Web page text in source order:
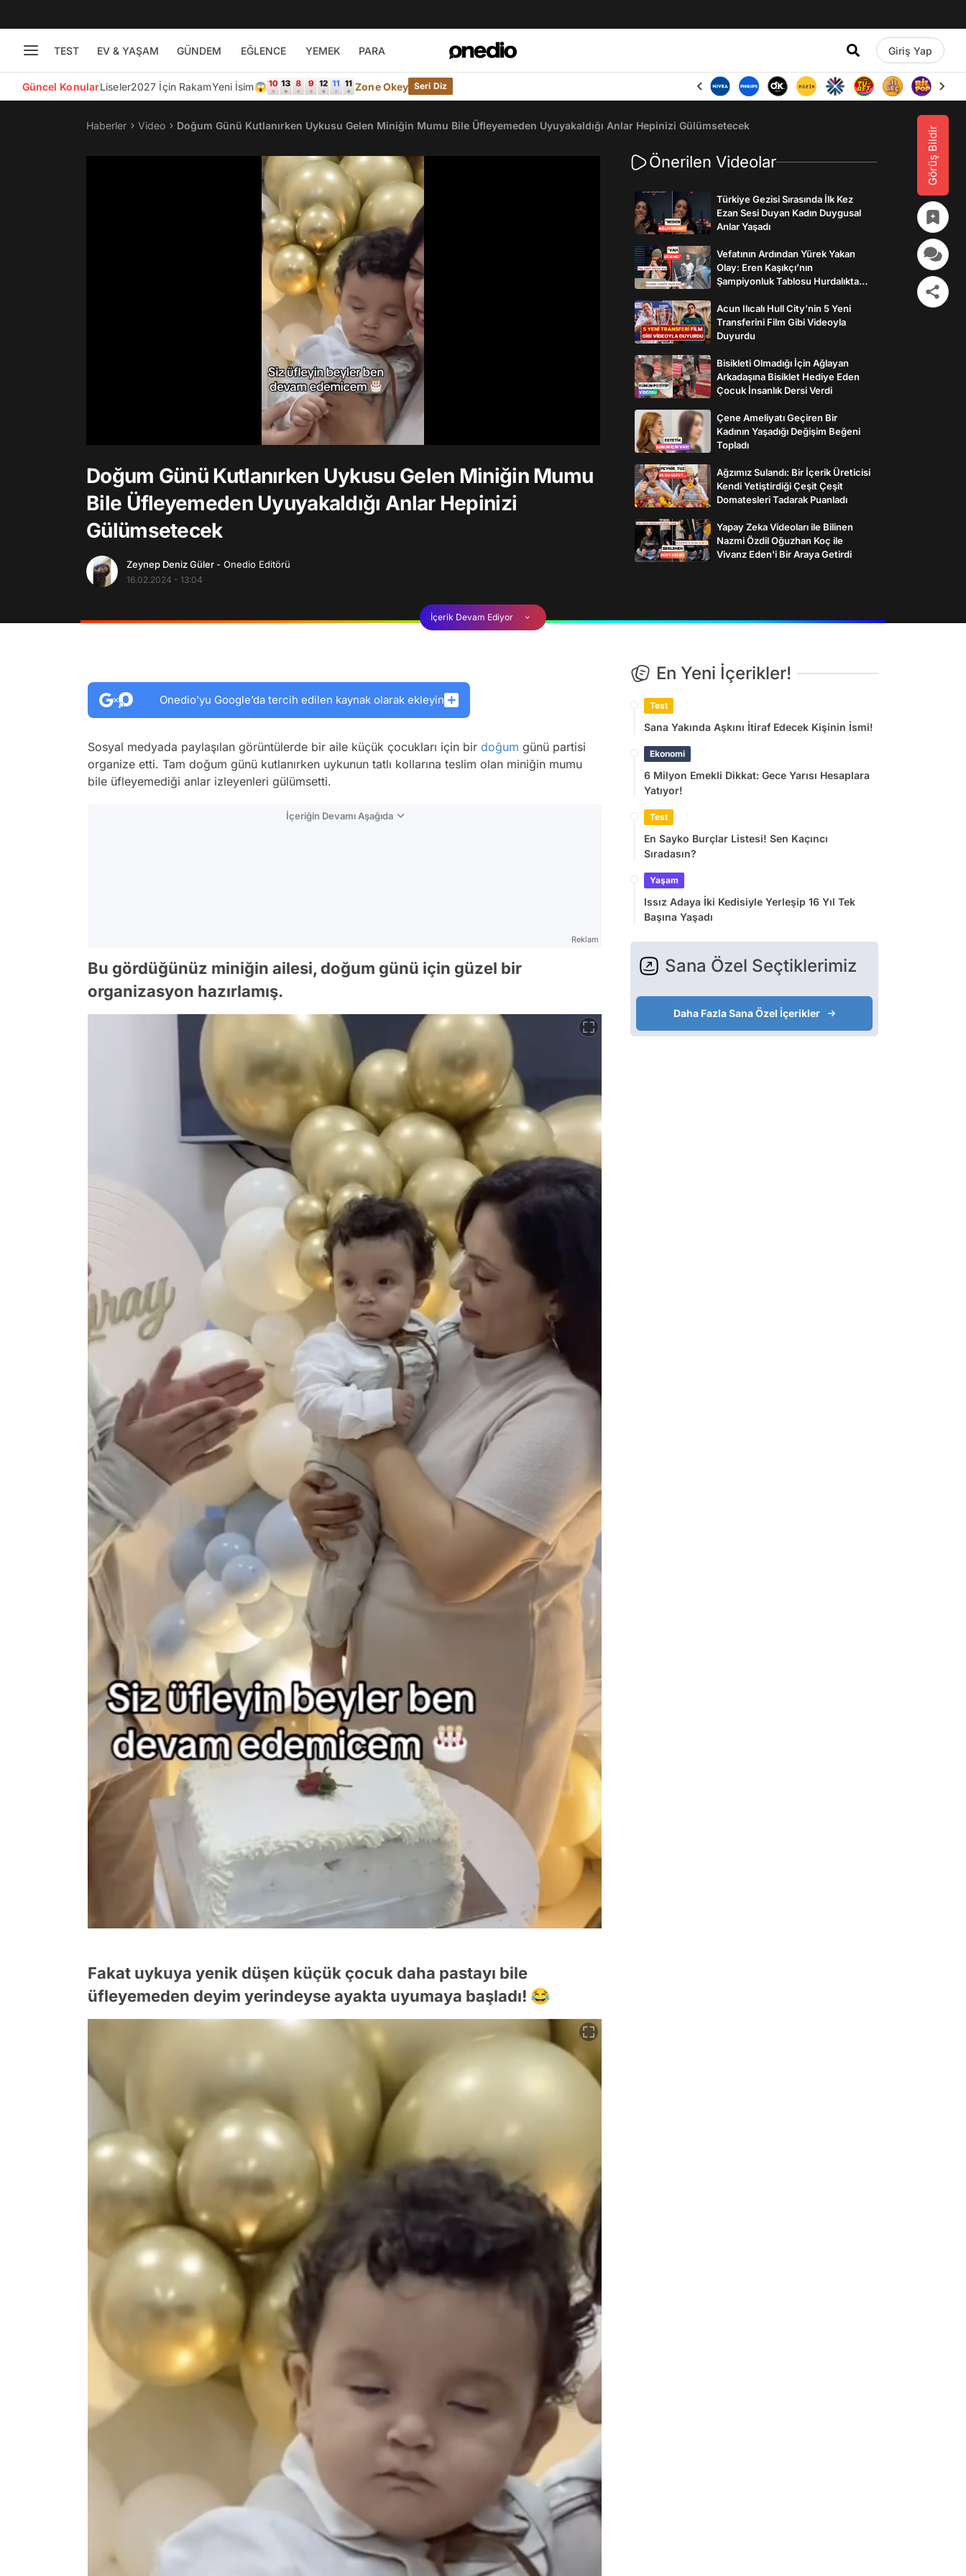
TEST EV & YAŞAM GÜNDEM EĞLENCE YEMEK PARA Giriş Yap
Güncel KonularLiseler2027 İçin RakamYeni İsim😱 Zone Okey Seri Diz
Görüş Bildir
Haberler Video Doğum Günü Kutlanırken Uykusu Gelen Miniğin Mumu Bile Üfleyemeden Uyuyakaldığı Anlar Hepinizi Gülümsetecek
Doğum Günü Kutlanırken Uykusu Gelen Miniğin Mumu
Bile Üfleyemeden Uyuyakaldığı Anlar Hepinizi
Gülümsetecek
Zeynep Deniz Güler - Onedio Editörü
16.02.2024 - 13:04
Önerilen Videolar
Türkiye Gezisi Sırasında İlk Kez
Ezan Sesi Duyan Kadın Duygusal
Anlar Yaşadı
Vefatının Ardından Yürek Yakan
Olay: Eren Kaşıkçı’nın
Şampiyonluk Tablosu Hurdalıkta
Acun Ilıcalı Hull City’nin 5 Yeni
Transferini Film Gibi Videoyla
Duyurdu
Bisikleti Olmadığı İçin Ağlayan
Arkadaşına Bisiklet Hediye Eden
Çocuk İnsanlık Dersi Verdi
Çene Ameliyatı Geçiren Bir
Kadının Yaşadığı Değişim Beğeni
Topladı
Ağzımız Sulandı: Bir İçerik Üreticisi
Kendi Yetiştirdiği Çeşit Çeşit
Domatesleri Tadarak Puanladı
Yapay Zeka Videoları ile Bilinen
Nazmi Özdil Oğuzhan Koç ile
Vivanz Eden'i Bir Araya Getirdi
İçerik Devam Ediyor
Onedio’yu Google’da tercih edilen kaynak olarak ekleyin
Sosyal medyada paylaşılan görüntülerde bir aile küçük çocukları için bir doğum günü partisi
organize etti. Tam doğum günü kutlanırken uykunun tatlı kollarına teslim olan miniğin mumu
bile üfleyemediği anlar izleyenleri gülümsetti.
İçeriğin Devamı Aşağıda
Reklam
Bu gördüğünüz miniğin ailesi, doğum günü için güzel bir
organizasyon hazırlamış.
Fakat uykuya yenik düşen küçük çocuk daha pastayı bile
üfleyemeden deyim yerindeyse ayakta uyumaya başladı! 😂
En Yeni İçerikler!
Test
Sana Yakında Aşkını İtiraf Edecek Kişinin İsmi!
Ekonomi
6 Milyon Emekli Dikkat: Gece Yarısı Hesaplara
Yatıyor!
Test
En Sayko Burçlar Listesi! Sen Kaçıncı
Sıradasın?
Yaşam
Issız Adaya İki Kedisiyle Yerleşip 16 Yıl Tek
Başına Yaşadı
Sana Özel Seçtiklerimiz
Daha Fazla Sana Özel İçerikler